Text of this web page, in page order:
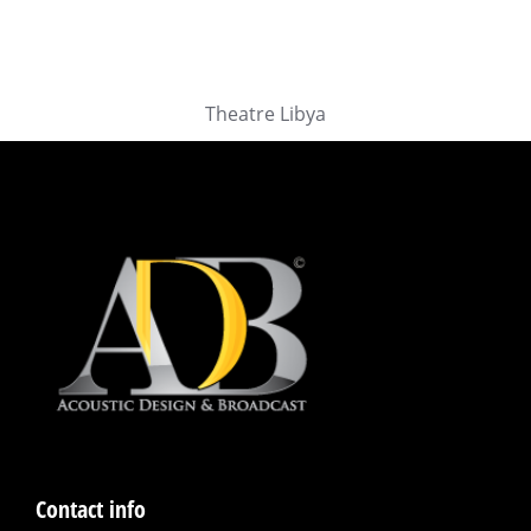
Theatre Libya
Contact info